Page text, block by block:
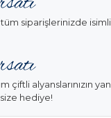
siparişlerinizde
çiftli alyanslarınızın
hediye!